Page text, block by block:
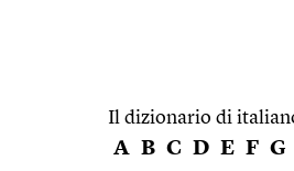
Il dizionario di
A B C D E F G